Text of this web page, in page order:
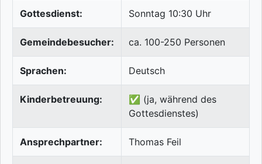
Gottesdienst: Sonntag 10:30 Uhr
Gemeindebesucher: ca. 100-250 Personen
Sprachen: Deutsch
Kinderbetreuung:
✅ (ja, während des
Gottesdienstes)
Ansprechpartner: Thomas Feil